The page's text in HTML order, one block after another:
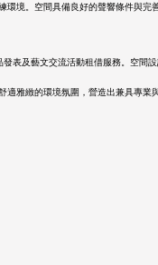
境。空間具備良好的聲響條件與
表及藝文交流活動租借服務。空間
雅緻的環境氛圍，營造出兼具專